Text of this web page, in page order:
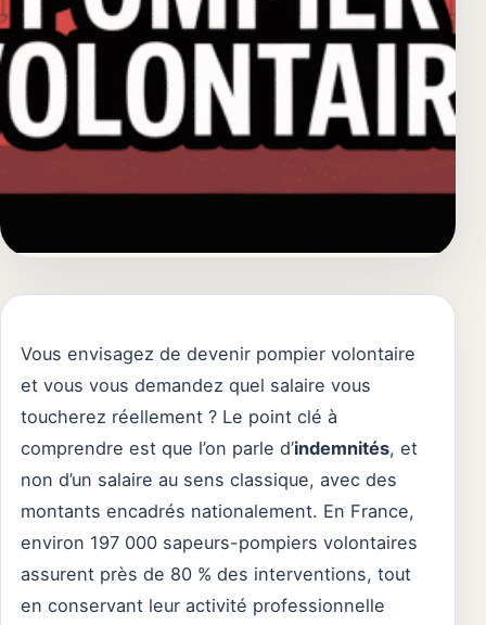
Vous envisagez de devenir pompier volontaire
et vous vous demandez quel salaire vous
toucherez réellement ? Le point clé à
comprendre est que l’on parle d’indemnités, et
non d’un salaire au sens classique, avec des
montants encadrés nationalement. En France,
environ 197 000 sapeurs-pompiers volontaires
assurent près de 80 % des interventions, tout
en conservant leur activité professionnelle